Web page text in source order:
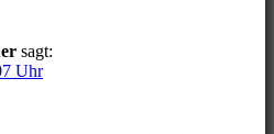
sagt:
Uhr